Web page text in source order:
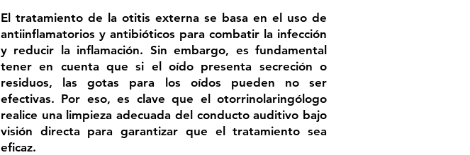
El tratamiento de la otitis externa se basa en el uso de
antiinflamatorios y antibióticos para combatir la infección
y reducir la inflamación. Sin embargo, es fundamental
tener en cuenta que si el oído presenta secreción o
residuos, las gotas para los oídos pueden no ser
efectivas. Por eso, es clave que el otorrinolaringólogo
realice una limpieza adecuada del conducto auditivo bajo
visión directa para garantizar que el tratamiento sea
eficaz.